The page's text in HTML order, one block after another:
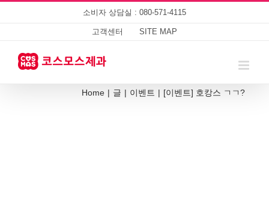
소비자 상담실 : 080-571-4115
고객센터 SITE MAP
Home | 글 | 이벤트 | [이벤트] 호캉스 ㄱㄱ?